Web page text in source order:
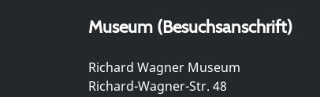
Museum (Besuchsanschrift)
Richard Wagner Museum
Richard-Wagner-Str. 48